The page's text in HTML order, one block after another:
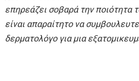
επηρεάζει σοβαρά την ποιότητα
είναι απαραίτητο να
δερματολόγο για μια